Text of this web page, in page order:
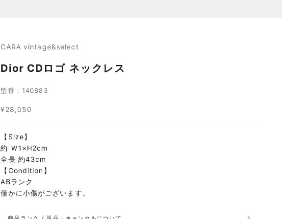
CARA vintage&select
Dior CDロゴ ネックレス
型番 : 140883
セール価格
¥28,050
【Size】
約 Ｗ1×H2cm
全長 約43cm
【Condition】
ABランク
僅かに小傷がございます。